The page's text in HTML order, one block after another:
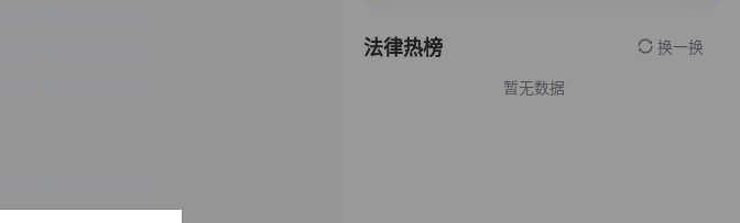
法律热榜 换一换
暂无数据